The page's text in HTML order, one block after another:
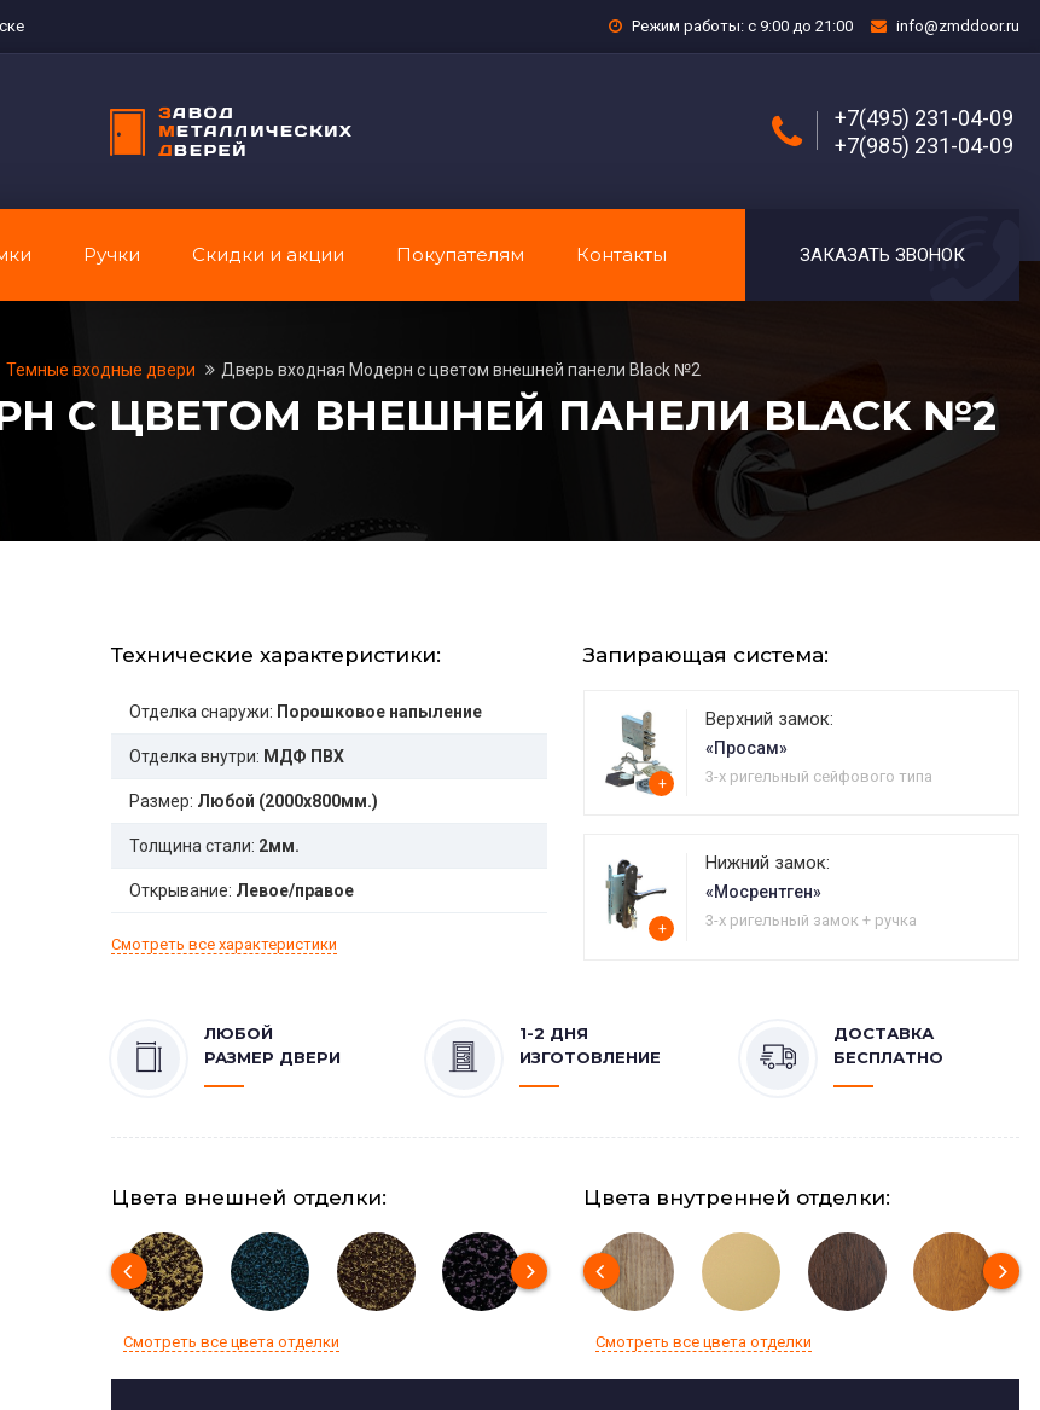
Режим работы: с 9:00 до 21:00 info@zmddoor.ru
+7(495) 231-04-09
+7(985) 231-04-09
Ручки Скидки и акции Покупателям Контакты ЗАКАЗАТЬ ЗВОНОК
Темные входные двери Дверь входная Модерн с цветом внешней панели Black №2
С ЦВЕТОМ ВНЕШНЕЙ ПАНЕЛИ BLACK №2
Технические характеристики:
Отделка снаружи: Порошковое напыление
Отделка внутри: МДФ ПВХ
Размер: Любой (2000x800мм.)
Толщина стали: 2мм.
Открывание: Левое/правое
Смотреть все характеристики
Запирающая система:
+
Верхний замок:
«Просам»
3-х ригельный сейфового типа
+
Нижний замок:
«Мосрентген»
3-х ригельный замок + ручка
ЛЮБОЙ
РАЗМЕР ДВЕРИ
1-2 ДНЯ
ИЗГОТОВЛЕНИЕ
ДОСТАВКА
БЕСПЛАТНО
Цвета внешней отделки:
Смотреть все цвета отделки
Цвета внутренней отделки:
Смотреть все цвета отделки